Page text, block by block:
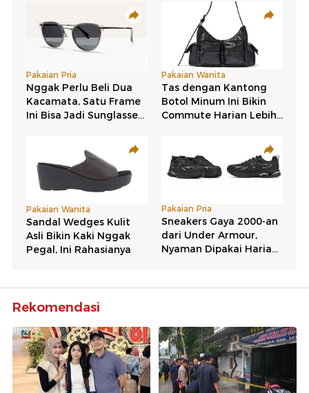
Rekomendasi